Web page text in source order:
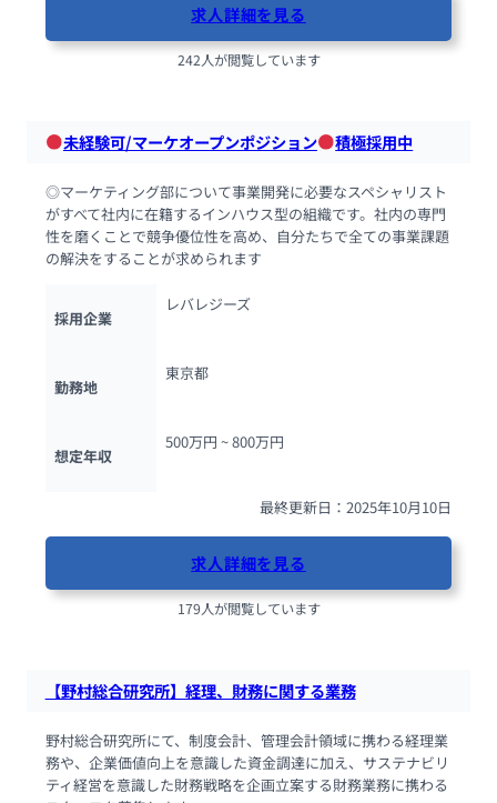
求人詳細を見る
242人が閲覧しています
未経験可/マーケオープンポジション 積極採用中
◎マーケティング部について事業開発に必要なスペシャリスト
がすべて社内に在籍するインハウス型の組織です。社内の専門
性を磨くことで競争優位性を高め、自分たちで全ての事業課題
の解決をすることが求められます
採用企業
レバレジーズ
勤務地
東京都
想定年収
500万円 ~ 800万円
最終更新日：2025年10月10日
求人詳細を見る
179人が閲覧しています
【野村総合研究所】経理、財務に関する業務
野村総合研究所にて、制度会計、管理会計領域に携わる経理業
務や、企業価値向上を意識した資金調達に加え、サステナビリ
ティ経営を意識した財務戦略を企画立案する財務業務に携わる